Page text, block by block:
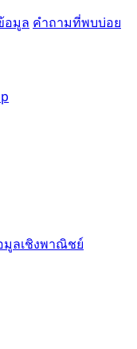
อมูล คำถามที่พบบ่อย
มูลเชิงพาณิชย์